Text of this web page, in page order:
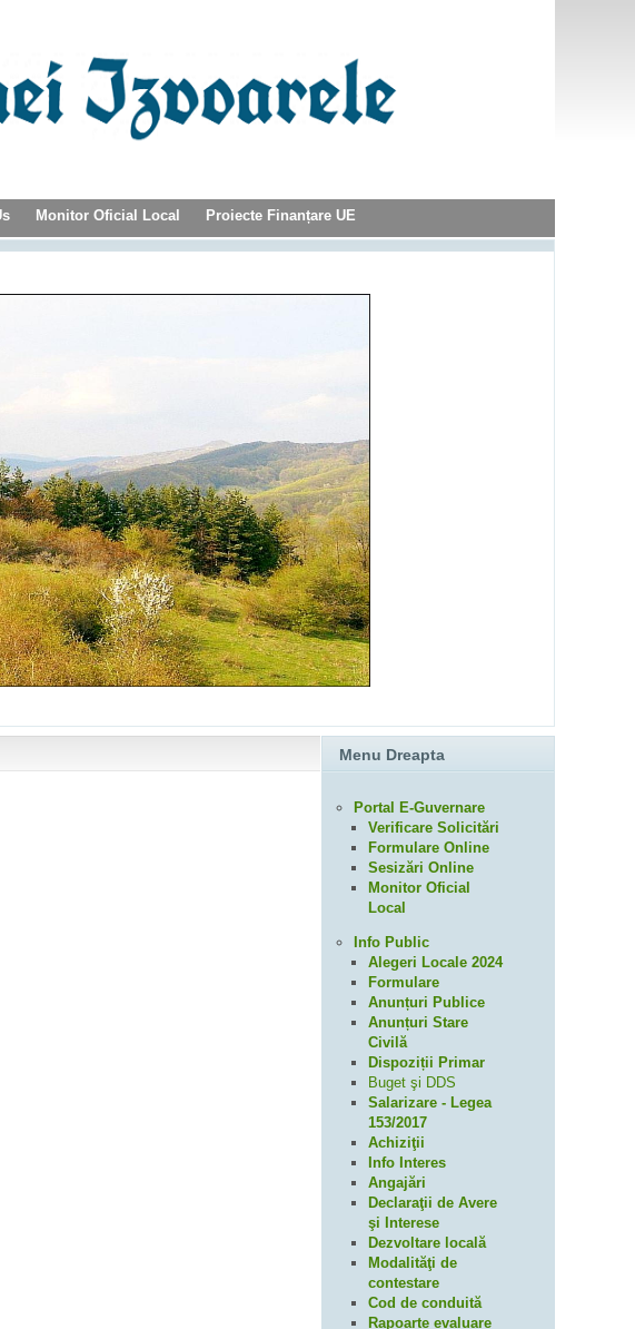
Monitor Oficial Local Proiecte Finanțare UE
Menu Dreapta
Portal E-Guvernare
Verificare Solicitări
Formulare Online
Sesizări Online
Monitor Oficial
Local
Info Public
Alegeri Locale 2024
Formulare
Anunțuri Publice
Anunțuri Stare
Civilă
Dispoziții Primar
Buget şi DDS
Salarizare - Legea
153/2017
Achiziţii
Info Interes
Angajări
Declaraţii de Avere
şi Interese
Dezvoltare locală
Modalităţi de
contestare
Cod de conduită
Rapoarte evaluare